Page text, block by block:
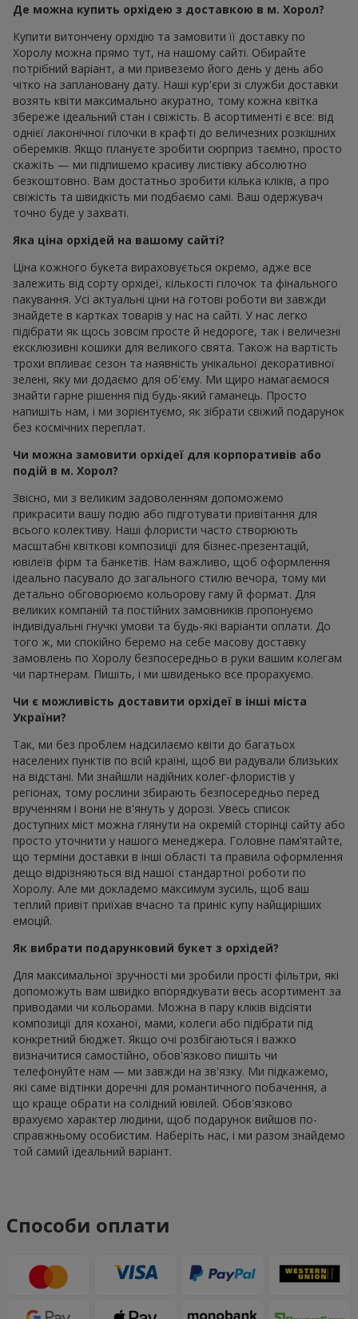
Де можна купить орхідею з доставкою в м. Хорол?
Купити витончену орхідію та замовити її доставку по
Хоролу можна прямо тут, на нашому сайті. Обирайте
потрібний варіант, а ми привеземо його день у день або
чітко на заплановану дату. Наші кур'єри зі служби доставки
возять квіти максимально акуратно, тому кожна квітка
збереже ідеальний стан і свіжість. В асортименті є все: від
однієї лаконічної гілочки в крафті до величезних розкішних
оберемків. Якщо плануєте зробити сюрприз таємно, просто
скажіть — ми підпишемо красиву листівку абсолютно
безкоштовно. Вам достатньо зробити кілька кліків, а про
свіжість та швидкість ми подбаємо самі. Ваш одержувач
точно буде у захваті.
Яка ціна орхідей на вашому сайті?
Ціна кожного букета вираховується окремо, адже все
залежить від сорту орхідеї, кількості гілочок та фінального
пакування. Усі актуальні ціни на готові роботи ви завжди
знайдете в картках товарів у нас на сайті. У нас легко
підібрати як щось зовсім просте й недороге, так і величезні
ексклюзивні кошики для великого свята. Також на вартість
трохи впливає сезон та наявність унікальної декоративної
зелені, яку ми додаємо для об'єму. Ми щиро намагаємося
знайти гарне рішення під будь-який гаманець. Просто
напишіть нам, і ми зорієнтуємо, як зібрати свіжий подарунок
без космічних переплат.
Чи можна замовити орхідеї для корпоративів або
подій в м. Хорол?
Звісно, ми з великим задоволенням допоможемо
прикрасити вашу подію або підготувати привітання для
всього колективу. Наші флористи часто створюють
масштабні квіткові композиції для бізнес-презентацій,
ювілеїв фірм та банкетів. Нам важливо, щоб оформлення
ідеально пасувало до загального стилю вечора, тому ми
детально обговорюємо кольорову гаму й формат. Для
великих компаній та постійних замовників пропонуємо
індивідуальні гнучкі умови та будь-які варіанти оплати. До
того ж, ми спокійно беремо на себе масову доставку
замовлень по Хоролу безпосередньо в руки вашим колегам
чи партнерам. Пишіть, і ми швиденько все прорахуємо.
Чи є можливість доставити орхідеї в інші міста
України?
Так, ми без проблем надсилаємо квіти до багатьох
населених пунктів по всій країні, щоб ви радували близьких
на відстані. Ми знайшли надійних колег-флористів у
регіонах, тому рослини збирають безпосередньо перед
врученням і вони не в'януть у дорозі. Увесь список
доступних міст можна глянути на окремій сторінці сайту або
просто уточнити у нашого менеджера. Головне пам’ятайте,
що терміни доставки в інші області та правила оформлення
дещо відрізняються від нашої стандартної роботи по
Хоролу. Але ми докладемо максимум зусиль, щоб ваш
теплий привіт приїхав вчасно та приніс купу найщиріших
емоцій.
Як вибрати подарунковий букет з орхідей?
Для максимальної зручності ми зробили прості фільтри, які
допоможуть вам швидко впорядкувати весь асортимент за
приводами чи кольорами. Можна в пару кліків відсіяти
композиції для коханої, мами, колеги або підібрати під
конкретний бюджет. Якщо очі розбігаються і важко
визначитися самостійно, обов'язково пишіть чи
телефонуйте нам — ми завжди на зв'язку. Ми підкажемо,
які саме відтінки доречні для романтичного побачення, а
що краще обрати на солідний ювілей. Обов'язково
врахуємо характер людини, щоб подарунок вийшов по-
справжньому особистим. Наберіть нас, і ми разом знайдемо
той самий ідеальний варіант.
Способи оплати